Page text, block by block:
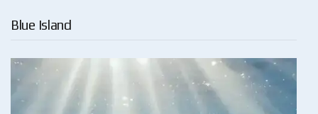
Blue Island